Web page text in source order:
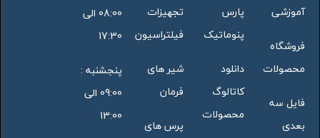
آموزشی
فروشگاه
محصولات
فایل سه
بعدی
پارس
پنوماتیک
دانلود
کاتالوگ
محصولات
تجهیزات
فیلتراسیون
شیر های
فرمان
پرس های
08:00 الی
17:30
پنجشنبه :
09:00 الی
13:00